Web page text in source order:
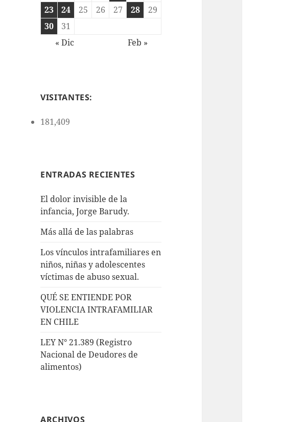
23
24 25 26 27 28
29
30
31
« Dic
Feb »
VISITANTES:
181,409
ENTRADAS RECIENTES
El dolor invisible de la
infancia, Jorge Barudy.
Más allá de las palabras
Los vínculos intrafamiliares en
niños, niñas y adolescentes
víctimas de abuso sexual.
QUÉ SE ENTIENDE POR
VIOLENCIA INTRAFAMILIAR
EN CHILE
LEY N° 21.389 (Registro
Nacional de Deudores de
alimentos)
ARCHIVOS